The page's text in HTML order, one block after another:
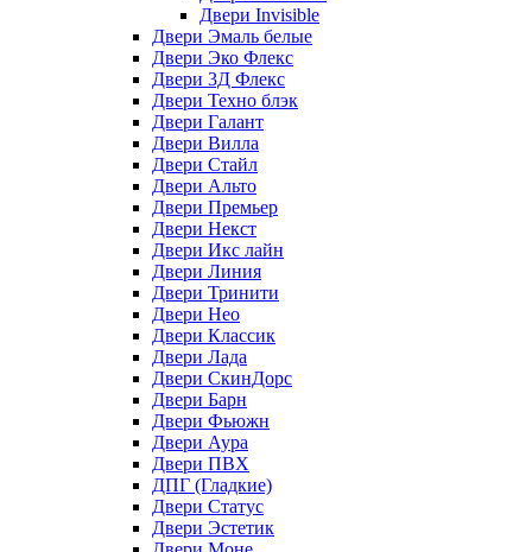
Двери Invisible
Двери Эмаль белые
Двери Эко Флекс
Двери 3Д Флекс
Двери Техно блэк
Двери Галант
Двери Вилла
Двери Стайл
Двери Альто
Двери Премьер
Двери Некст
Двери Икс лайн
Двери Линия
Двери Тринити
Двери Нео
Двери Классик
Двери Лада
Двери СкинДорс
Двери Барн
Двери Фьюжн
Двери Аура
Двери ПВХ
ДПГ (Гладкие)
Двери Статус
Двери Эстетик